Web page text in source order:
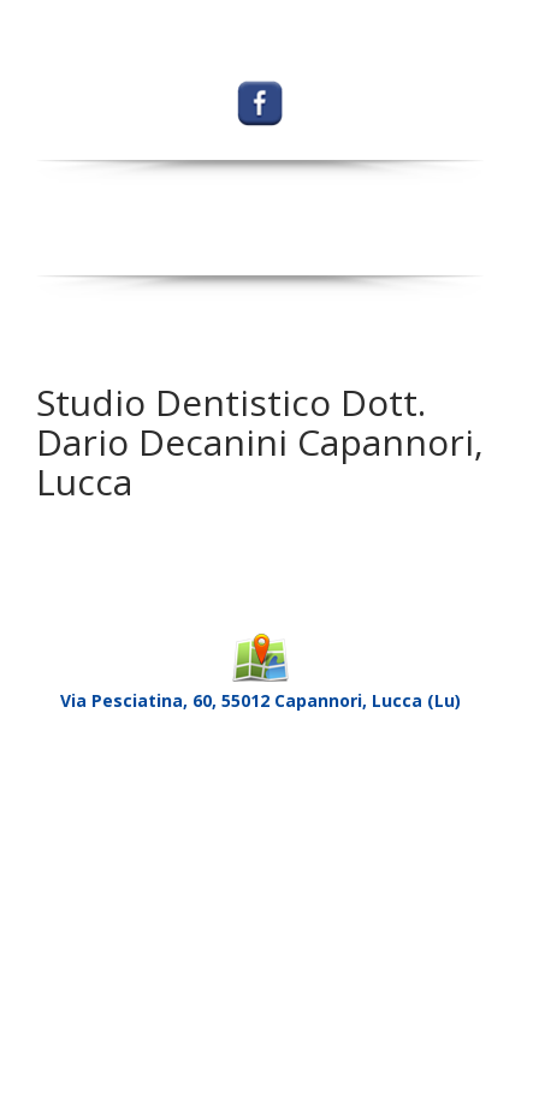
Studio Dentistico Dott.
Dario Decanini Capannori,
Lucca
Via Pesciatina, 60, 55012 Capannori, Lucca (Lu)